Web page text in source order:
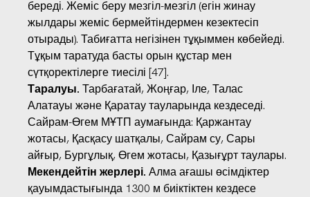
береді. Жеміс беру мезгіл-мезгіл (егін жинау
жылдары жеміс бермейтіндермен кезектесіп
отырады). Табиғатта негізінен тұқыммен көбейеді.
Тұқым таратуда басты орын құстар мен
сүтқоректілерге тиесілі [47].
Таралуы. Тарбағатай, Жоңғар, Іле, Талас
Алатауы және Қаратау тауларында кездеседі.
Сайрам-Өгем МҰТП аумағында: Қаржантау
жотасы, Қасқасу шатқалы, Сайрам су, Сары
айғыр, Бургұлық, Өгем жотасы, Қазығұрт таулары.
Мекендейтін жерлері. Алма ағашы өсімдіктер
қауымдастығында 1300 м биіктіктен кездесе